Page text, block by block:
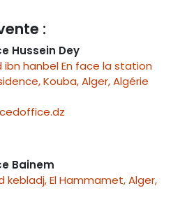
:
Hussein Dey
ibn hanbel En face la station
Kouba, Alger, Algérie
Bainem
kebladj, El Hammamet, Alger,